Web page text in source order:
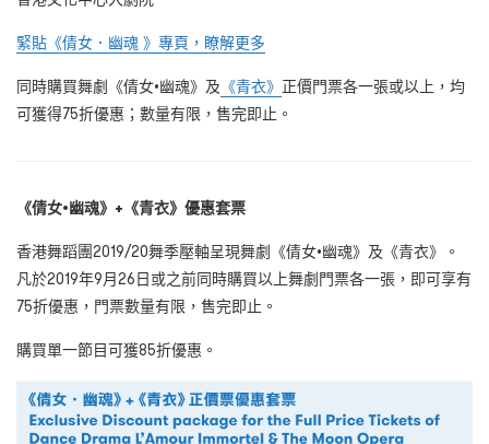
緊貼 《倩女．幽魂 》 專頁，瞭解更多
同時購買舞劇 《倩女•幽魂》 及 《青衣》 正價門票各一張或以上，均
可獲得75折優惠；數量有限，售完即止。
《倩女•幽魂》+《青衣》優惠套票
香港舞蹈團2019/20舞季壓軸呈現舞劇《倩女•幽魂》及《青衣》。
凡於2019年9月26日或之前同時購買以上舞劇門票各一張，即可享有
75折優惠，門票數量有限，售完即止。
購買單一節目可獲85折優惠。